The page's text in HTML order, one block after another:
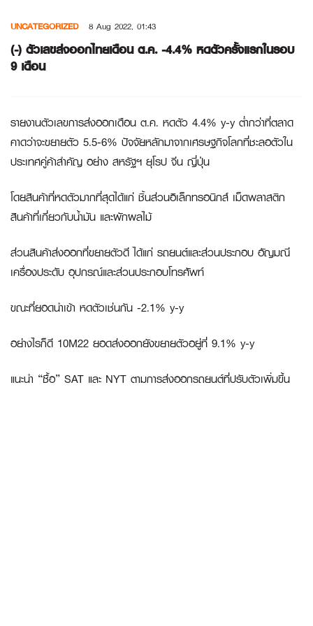
content
UNCATEGORIZED 8 Aug 2022, 01:43
(-) ตัวเลขส่งออกไทยเดือน ต.ค. -4.4% หดตัวครั้งแรกในรอบ
9 เดือน
รายงานตัวเลขการส่งออกเดือน ต.ค. หดตัว 4.4% y-y ต่ำกว่าที่ตลาด
คาดว่าจะขยายตัว 5.5-6% ปัจจัยหลักมาจากเศรษฐกิจโลกที่ชะลอตัวใน
ประเทศคู่ค้าสำคัญ อย่าง สหรัฐฯ ยุโรป จีน ญี่ปุ่น
โดยสินค้าที่หดตัวมากที่สุดได้แก่ ชิ้นส่วนอิเล็กทรอนิกส์ เม็ดพลาสติก
สินค้าที่เกี่ยวกับน้ำมัน และผักผลไม้
ส่วนสินค้าส่งออกที่ขยายตัวดี ได้แก่ รถยนต์และส่วนประกอบ อัญมณี
เครื่องประดับ อุปกรณ์และส่วนประกอบโทรศัพท์
ขณะที่ยอดนำเข้า หดตัวเช่นกัน -2.1% y-y
อย่างไรก็ดี 10M22 ยอดส่งออกยังขยายตัวอยู่ที่ 9.1% y-y
แนะนำ “ซื้อ” SAT และ NYT ตามการส่งออกรถยนต์ที่ปรับตัวเพิ่มขึ้น